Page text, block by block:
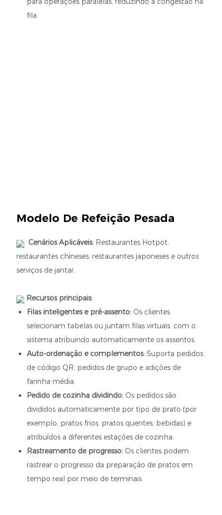
fila
Modelo De Refeição Pesada
Cenários Aplicáveis: Restaurantes Hotpot,
restaurantes chineses, restaurantes japoneses e outros
serviços de jantar.
Recursos principais:
Filas inteligentes e pré-assento: Os clientes
selecionam tabelas ou juntam filas virtuais, com o
sistema atribuindo automaticamente os assentos.
Auto-ordenação e complementos: Suporta pedidos
de código QR, pedidos de grupo e adições de
farinha média.
Pedido de cozinha dividindo: Os pedidos são
divididos automaticamente por tipo de prato (por
exemplo, pratos frios, pratos quentes, bebidas) e
atribuídos a diferentes estações de cozinha.
Rastreamento de progresso: Os clientes podem
rastrear o progresso da preparação de pratos em
tempo real por meio de terminais